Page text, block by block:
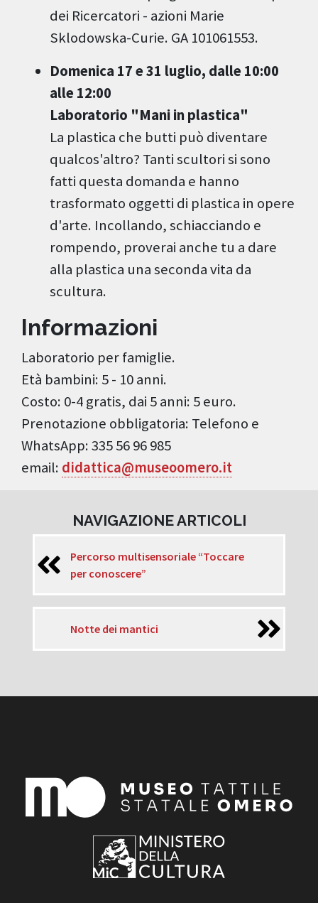
dei Ricercatori - azioni Marie
Sklodowska-Curie. GA 101061553.
Domenica 17 e 31 luglio, dalle 10:00
alle 12:00
Laboratorio "Mani in plastica"
La plastica che butti può diventare
qualcos'altro? Tanti scultori si sono
fatti questa domanda e hanno
trasformato oggetti di plastica in opere
d'arte. Incollando, schiacciando e
rompendo, proverai anche tu a dare
alla plastica una seconda vita da
scultura.
Informazioni
Laboratorio per famiglie.
Età bambini: 5 - 10 anni.
Costo: 0-4 gratis, dai 5 anni: 5 euro.
Prenotazione obbligatoria: Telefono e
WhatsApp: 335 56 96 985
email: didattica@museoomero.it
NAVIGAZIONE ARTICOLI
Percorso multisensoriale “Toccare
per conoscere”
Notte dei mantici